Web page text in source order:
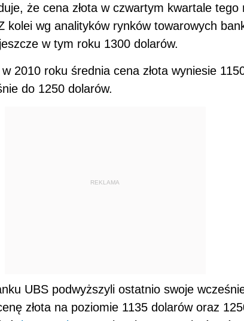
że cena złota w czwartym kwartale tego
kolei wg analityków rynków towarowych
w tym roku 1300 dolarów.
2010 roku średnia cena złota wyniesie
do 1250 dolarów.
REKLAMA
UBS podwyższyli ostatnio swoje
złota na poziomie 1135 dolarów oraz